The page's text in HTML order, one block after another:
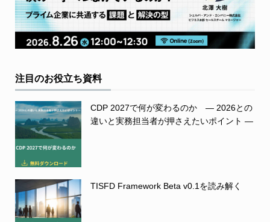
注目のお役立ち資料
CDP 2027で何が変わるのか ― 2026との
違いと実務担当者が押さえたいポイント ―
TISFD Framework Beta v0.1を読み解く